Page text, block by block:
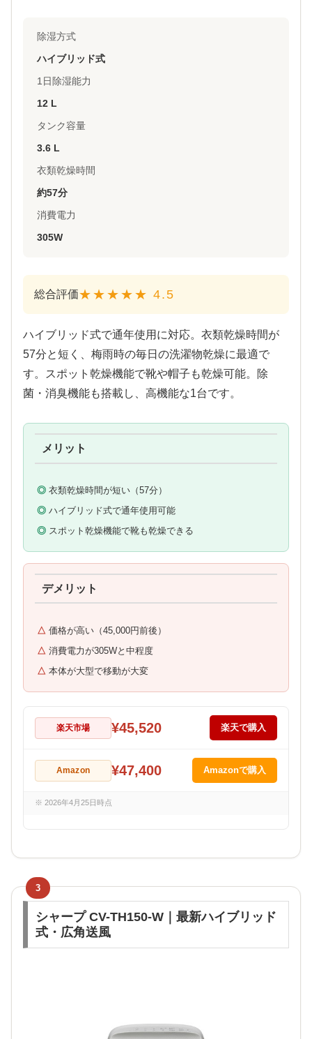
除湿方式
ハイブリッド式
1日除湿能力
12 L
タンク容量
3.6 L
衣類乾燥時間
約57分
消費電力
305W
総合評価★★★★★ 4.5
ハイブリッド式で通年使用に対応。衣類乾燥時間が
57分と短く、梅雨時の毎日の洗濯物乾燥に最適で
す。スポット乾燥機能で靴や帽子も乾燥可能。除
菌・消臭機能も搭載し、高機能な1台です。
メリット
衣類乾燥時間が短い（57分）
ハイブリッド式で通年使用可能
スポット乾燥機能で靴も乾燥できる
デメリット
価格が高い（45,000円前後）
消費電力が305Wと中程度
本体が大型で移動が大変
楽天市場 ¥45,520 楽天で購入
Amazon ¥47,400 Amazonで購入
※ 2026年4月25日時点
3
シャープ CV-TH150-W｜最新ハイブリッド
式・広角送風